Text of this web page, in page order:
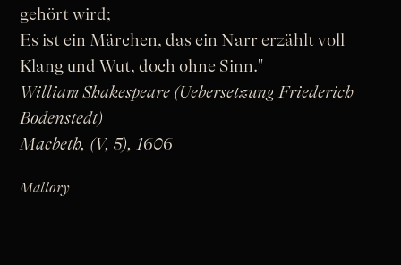
gehört wird;
Es ist ein Märchen, das ein Narr erzählt voll
Klang und Wut, doch ohne Sinn."
William Shakespeare (Uebersetzung Friederich
Bodenstedt)
Macbeth, (V, 5), 1606
Mallory